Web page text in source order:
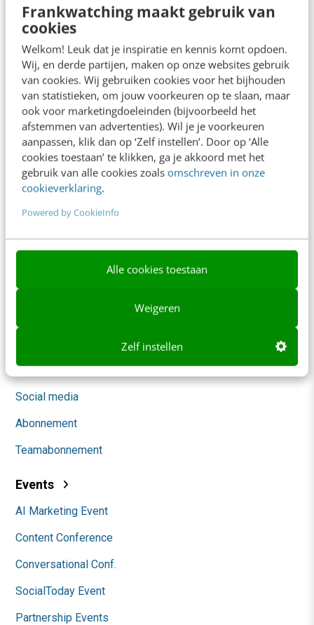
Frankwatching maakt gebruik van
cookies
Welkom! Leuk dat je inspiratie en kennis komt opdoen.
Wij, en derde partijen, maken op onze websites gebruik
van cookies. Wij gebruiken cookies voor het bijhouden
van statistieken, om jouw voorkeuren op te slaan, maar
ook voor marketingdoeleinden (bijvoorbeeld het
afstemmen van advertenties). Wil je je voorkeuren
aanpassen, klik dan op ‘Zelf instellen’. Door op ‘Alle
cookies toestaan’ te klikken, ga je akkoord met het
gebruik van alle cookies zoals omschreven in onze
cookieverklaring.
Powered by CookieInfo
Alle cookies toestaan
Weigeren
Zelf instellen
Community
Academy
Agenda
Mastercourses
Trainingen
Opleidingen
Incompany
AI
Skills
Social media
Abonnement
Teamabonnement
Events
AI Marketing Event
Content Conference
Conversational Conf.
SocialToday Event
Partnership Events